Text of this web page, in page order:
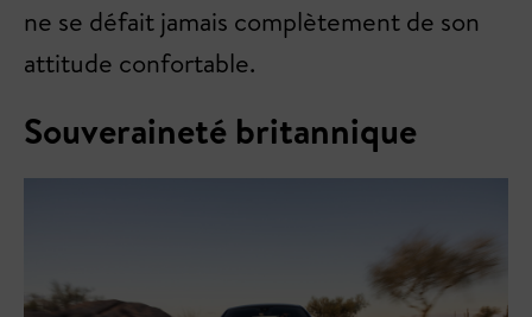
ne se défait jamais complètement de son
attitude confortable.
Souveraineté britannique